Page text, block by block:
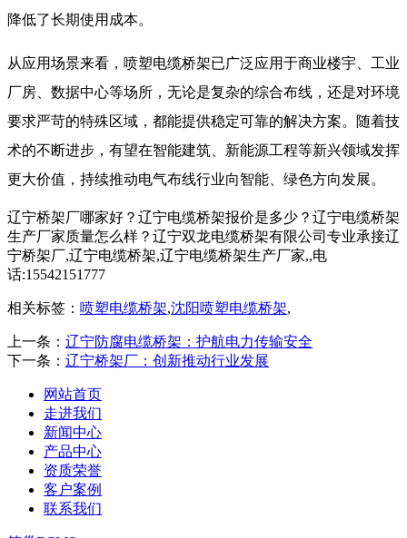
降低了长期使用成本。​
从应用场景来看，喷塑电缆桥架已广泛应用于商业楼宇、工业
厂房、数据中心等场所，无论是复杂的综合布线，还是对环境
要求严苛的特殊区域，都能提供稳定可靠的解决方案。随着技
术的不断进步，有望在智能建筑、新能源工程等新兴领域发挥
更大价值，持续推动电气布线行业向智能、绿色方向发展。
辽宁桥架厂哪家好？辽宁电缆桥架报价是多少？辽宁电缆桥架
生产厂家质量怎么样？辽宁双龙电缆桥架有限公司专业承接辽
宁桥架厂,辽宁电缆桥架,辽宁电缆桥架生产厂家,,电
话:15542151777
相关标签： 喷塑电缆桥架,沈阳喷塑电缆桥架,
上一条： 辽宁防腐电缆桥架：护航电力传输安全​
下一条： 辽宁桥架厂：创新推动行业发展​
网站首页
走进我们
新闻中心
产品中心
资质荣誉
客户案例
联系我们